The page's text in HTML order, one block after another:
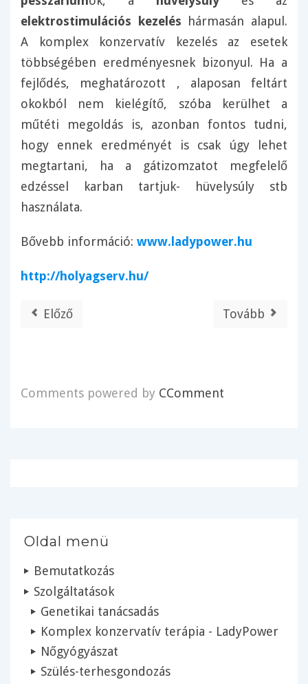
elektrostimulációs kezelés hármasán alapul.
A komplex konzervatív kezelés az esetek
többségében eredményesnek bizonyul. Ha a
fejlődés, meghatározott , alaposan feltárt
okokból nem kielégítő, szóba kerülhet a
műtéti megoldás is, azonban fontos tudni,
hogy ennek eredményét is csak úgy lehet
megtartani, ha a gátizomzatot megfelelő
edzéssel karban tartjuk- hüvelysúly stb
használata.
Bővebb információ: www.ladypower.hu
http://holyagserv.hu/
Előző Tovább
Comments powered by CComment
Oldal menü
Bemutatkozás
Szolgáltatások
Genetikai tanácsadás
Komplex konzervatív terápia - LadyPower
Nőgyógyászat
Szülés-terhesgondozás